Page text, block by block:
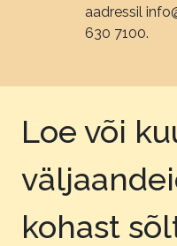
aadressil
630 7100.
Loe või
kohast